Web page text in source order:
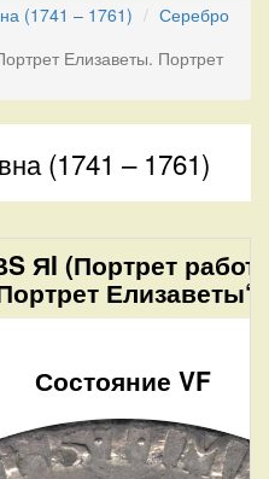
(1741 – 1761)
Серебро
Елизаветы. Портрет
(1741 – 1761)
ЯI (Портрет
Елизаветы“.
Состояние VF